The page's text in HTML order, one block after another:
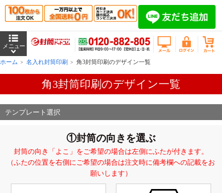
ホーム 名入れ封筒印刷 角3封筒印刷のデザイン一覧
角3封筒印刷のデザイン一覧
テンプレート選択
①封筒の向きを選ぶ
封筒の向き「よこ」をご希望の場合は左側にふたが付きます。
（ふたの位置を右側にご希望の場合は注文時に備考欄への記載をお
願いします）